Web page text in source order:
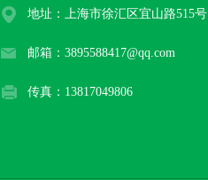
地址：上海市徐汇区宜山路515号
邮箱：3895588417@qq.com
传真：13817049806